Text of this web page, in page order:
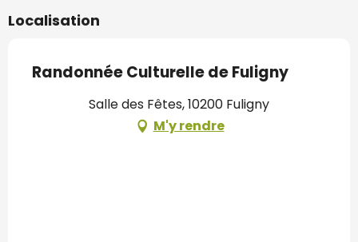
Localisation
Randonnée Culturelle de Fuligny
Salle des Fêtes, 10200 Fuligny
M'y rendre